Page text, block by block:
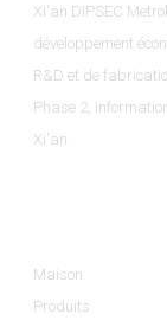
Xi'an DIPSEC
développement
R&D et de
Phase 2,
Xi'an.
Maison
Produits